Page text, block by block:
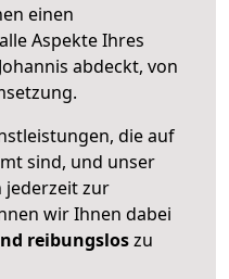
einen
Aspekte Ihres
abdeckt, von
die auf
sind, und unser
jederzeit zur
wir Ihnen dabei
reibungsloszu